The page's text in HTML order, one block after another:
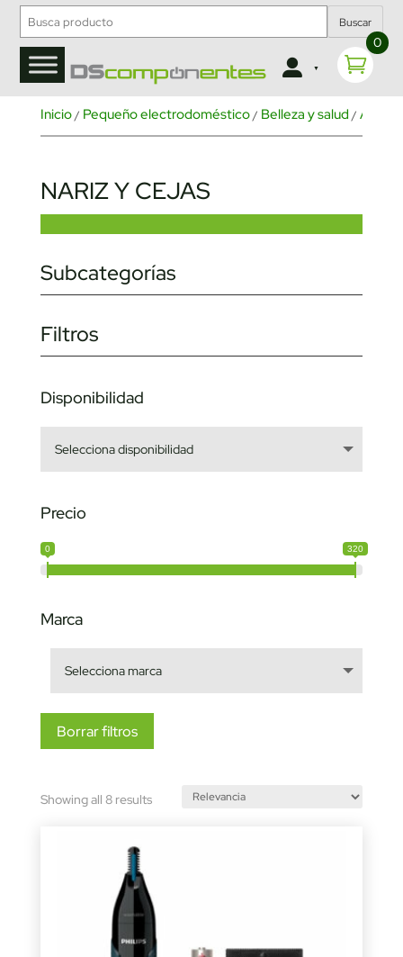
Buscar
0
Inicio/ Pequeño electrodoméstico/ Belleza y salud /
NARIZ Y CEJAS
Subcategorías
Filtros
Disponibilidad
Precio
0 320
Marca
Borrar filtros
Showing all 8 resultsSorted